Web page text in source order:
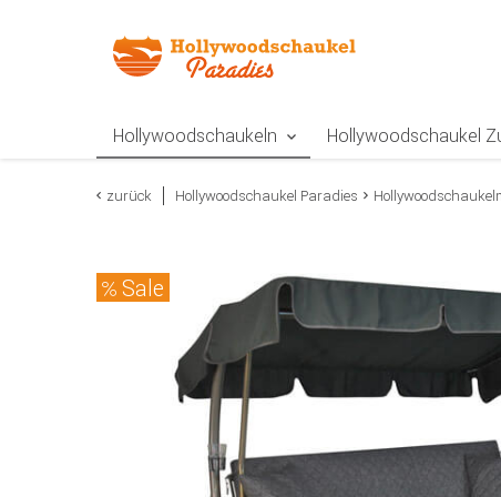
Hollywoodschaukeln Hollywoodschaukel
zurück Hollywoodschaukel Paradies Hollywoodschaukeln
Sale